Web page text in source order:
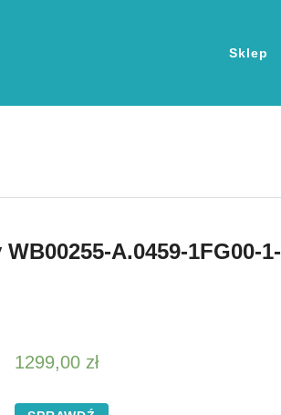
Sklep
A.0459-1FG00-1-
1299,00 zł